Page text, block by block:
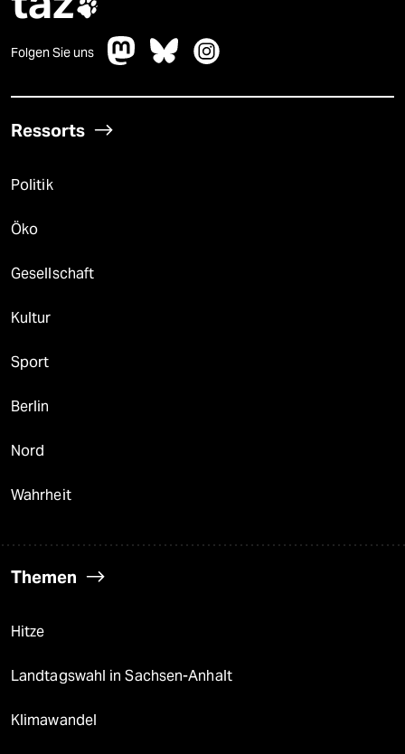

Folgen Sie uns
Ressorts
Politik
Öko
Gesellschaft
Kultur
Sport
Berlin
Nord
Wahrheit
Themen
Hitze
Landtagswahl in Sachsen-Anhalt
Klimawandel